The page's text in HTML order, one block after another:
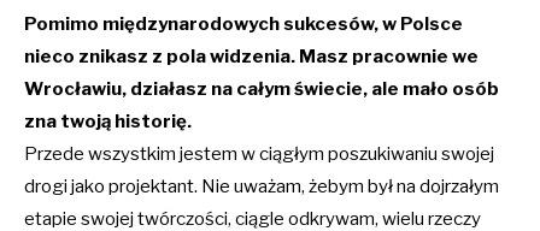
Pomimo międzynarodowych sukcesów, w Polsce
nieco znikasz z pola widzenia. Masz pracownie we
Wrocławiu, działasz na całym świecie, ale mało osób
zna twoją historię.
Przede wszystkim jestem w ciągłym poszukiwaniu swojej
drogi jako projektant. Nie uważam, żebym był na dojrzałym
etapie swojej twórczości, ciągle odkrywam, wielu rzeczy